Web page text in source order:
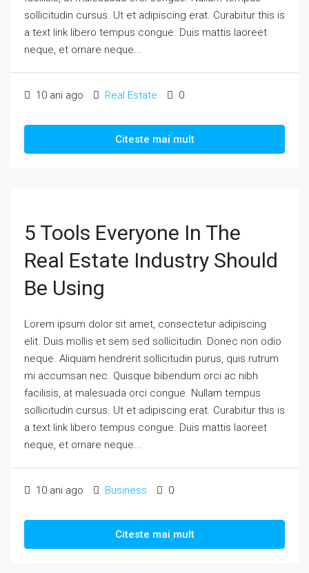
sollicitudin cursus. Ut et adipiscing erat. Curabitur this is
a text link libero tempus congue. Duis mattis laoreet
neque, et ornare neque...
10 ani ago Real Estate 0
Citeste mai mult
5 Tools Everyone In The
Real Estate Industry Should
Be Using
Lorem ipsum dolor sit amet, consectetur adipiscing
elit. Duis mollis et sem sed sollicitudin. Donec non odio
neque. Aliquam hendrerit sollicitudin purus, quis rutrum
mi accumsan nec. Quisque bibendum orci ac nibh
facilisis, at malesuada orci congue. Nullam tempus
sollicitudin cursus. Ut et adipiscing erat. Curabitur this is
a text link libero tempus congue. Duis mattis laoreet
neque, et ornare neque...
10 ani ago Business 0
Citeste mai mult